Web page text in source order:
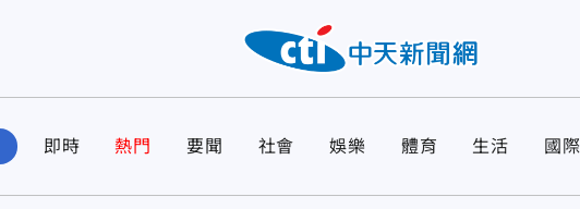
即時 熱門 要聞 社會 娛樂 體育 生活 國際